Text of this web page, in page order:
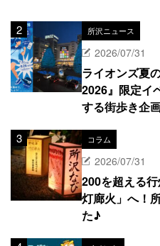
所沢ニュース
2026/07/31
ライオンズ夏
2026』限定イ
する街歩き企
コラム
2026/07/31
200を超える
灯廊火」へ！
た♪